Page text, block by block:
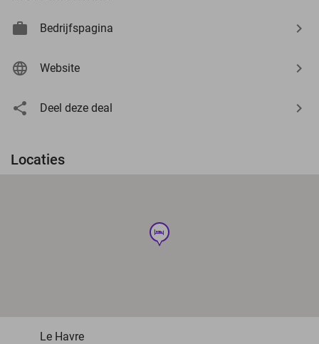
Bedrijfspagina
Website
Deel deze deal
Locaties
hotel
Le Havre